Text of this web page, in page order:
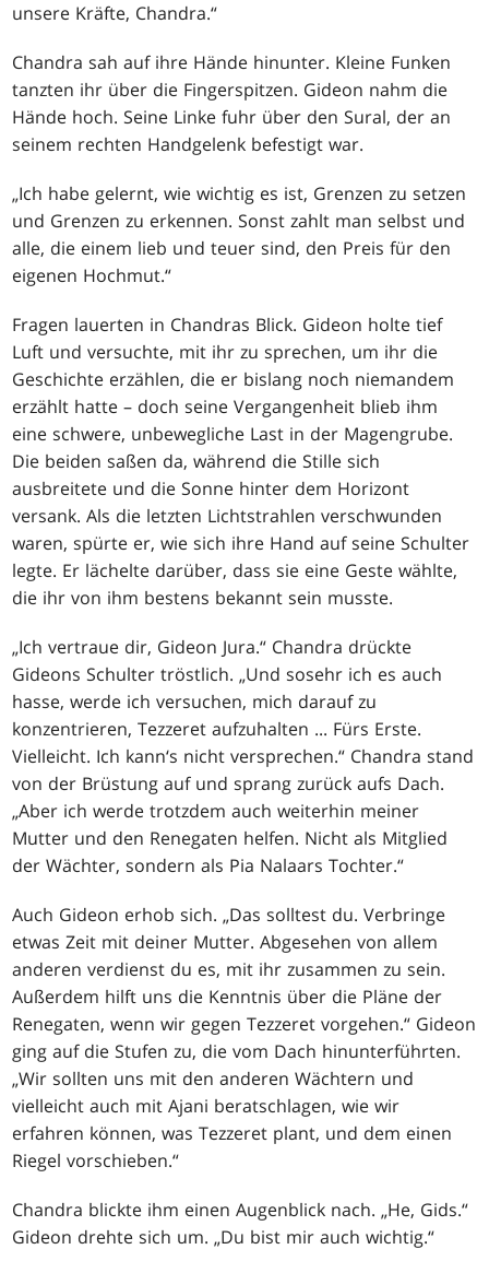
unsere Kräfte, Chandra.“
Chandra sah auf ihre Hände hinunter. Kleine Funken
tanzten ihr über die Fingerspitzen. Gideon nahm die
Hände hoch. Seine Linke fuhr über den Sural, der an
seinem rechten Handgelenk befestigt war.
„Ich habe gelernt, wie wichtig es ist, Grenzen zu setzen
und Grenzen zu erkennen. Sonst zahlt man selbst und
alle, die einem lieb und teuer sind, den Preis für den
eigenen Hochmut.“
Fragen lauerten in Chandras Blick. Gideon holte tief
Luft und versuchte, mit ihr zu sprechen, um ihr die
Geschichte erzählen, die er bislang noch niemandem
erzählt hatte – doch seine Vergangenheit blieb ihm
eine schwere, unbewegliche Last in der Magengrube.
Die beiden saßen da, während die Stille sich
ausbreitete und die Sonne hinter dem Horizont
versank. Als die letzten Lichtstrahlen verschwunden
waren, spürte er, wie sich ihre Hand auf seine Schulter
legte. Er lächelte darüber, dass sie eine Geste wählte,
die ihr von ihm bestens bekannt sein musste.
„Ich vertraue dir, Gideon Jura.“ Chandra drückte
Gideons Schulter tröstlich. „Und sosehr ich es auch
hasse, werde ich versuchen, mich darauf zu
konzentrieren, Tezzeret aufzuhalten ... Fürs Erste.
Vielleicht. Ich kann‘s nicht versprechen.“ Chandra stand
von der Brüstung auf und sprang zurück aufs Dach.
„Aber ich werde trotzdem auch weiterhin meiner
Mutter und den Renegaten helfen. Nicht als Mitglied
der Wächter, sondern als Pia Nalaars Tochter.“
Auch Gideon erhob sich. „Das solltest du. Verbringe
etwas Zeit mit deiner Mutter. Abgesehen von allem
anderen verdienst du es, mit ihr zusammen zu sein.
Außerdem hilft uns die Kenntnis über die Pläne der
Renegaten, wenn wir gegen Tezzeret vorgehen.“ Gideon
ging auf die Stufen zu, die vom Dach hinunterführten.
„Wir sollten uns mit den anderen Wächtern und
vielleicht auch mit Ajani beratschlagen, wie wir
erfahren können, was Tezzeret plant, und dem einen
Riegel vorschieben.“
Chandra blickte ihm einen Augenblick nach. „He, Gids.“
Gideon drehte sich um. „Du bist mir auch wichtig.“